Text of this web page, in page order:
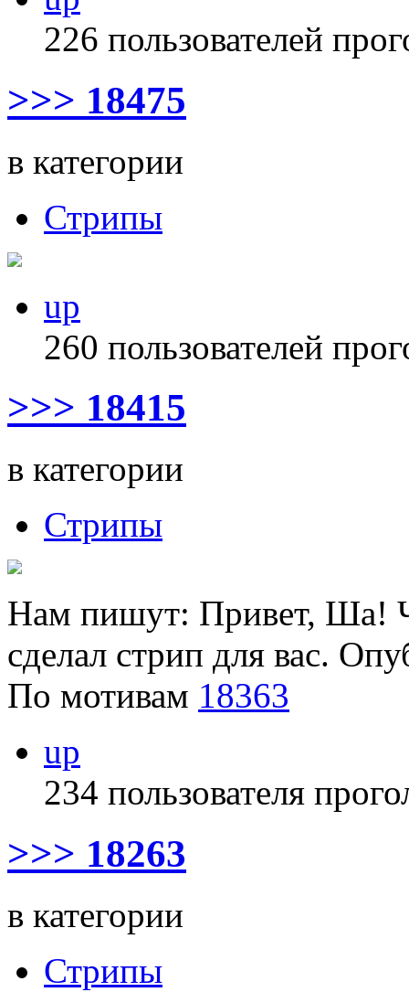
226 пользователей
>>> 18475
в категории
Стрипы
up
260 пользователей
>>> 18415
в категории
Стрипы
Нам пишут: Привет, Ша!
сделал стрип для вас.
По мотивам 18363
up
234 пользователя
>>> 18263
в категории
Стрипы